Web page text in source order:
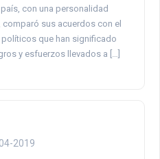
con una personalidad
sus acuerdos con el
que han significado
y esfuerzos llevados a […]
2019